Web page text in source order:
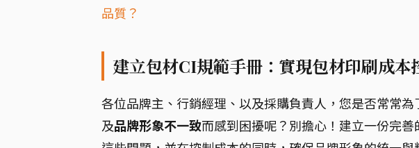
品質？
建立包材CI規範手冊：實現包材印刷成本
各位品牌主、行銷經理、以及採購負責人，您是否常常為
及品牌形象不一致而感到困擾呢？別擔心！建立一份完